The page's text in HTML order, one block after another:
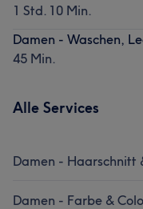
1 Std. 10 Min.
Damen - Waschen,
45 Min.
Alle Services
Damen - Haarschnitt
Damen - Farbe &